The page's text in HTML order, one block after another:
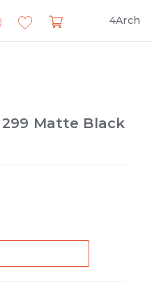
4Arch
Matte Black